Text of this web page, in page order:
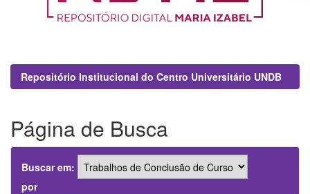
Repositório Institucional do Centro Universitário UNDB
Página de Busca
Buscar em:
por